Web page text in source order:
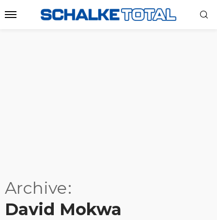
Archive
David Mokwa